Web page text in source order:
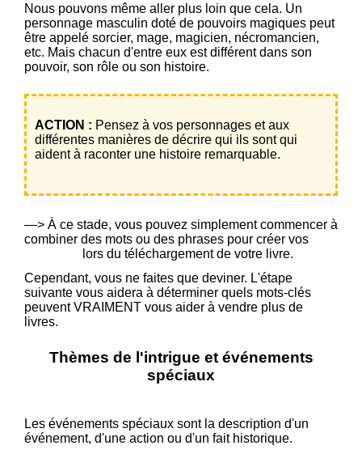
Nous pouvons même aller plus loin que cela. Un
personnage masculin doté de pouvoirs magiques peut
être appelé sorcier, mage, magicien, nécromancien,
etc. Mais chacun d'entre eux est différent dans son
pouvoir, son rôle ou son histoire.
ACTION : Pensez à vos personnages et aux
différentes manières de décrire qui ils sont qui
aident à raconter une histoire remarquable.
—> À ce stade, vous pouvez simplement commencer à
combiner des mots ou des phrases pour créer vos
lors du téléchargement de votre livre.
Cependant, vous ne faites que deviner. L'étape
suivante vous aidera à déterminer quels mots-clés
peuvent VRAIMENT vous aider à vendre plus de
livres.
Thèmes de l'intrigue et événements
spéciaux
Les événements spéciaux sont la description d'un
événement, d'une action ou d'un fait historique.